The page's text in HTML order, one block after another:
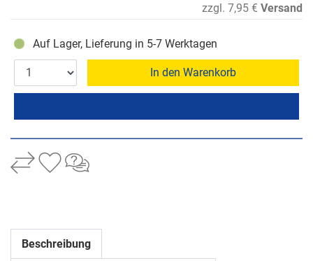
zzgl. 7,95 € Versand
Auf Lager, Lieferung in 5-7 Werktagen
In den Warenkorb
Beschreibung